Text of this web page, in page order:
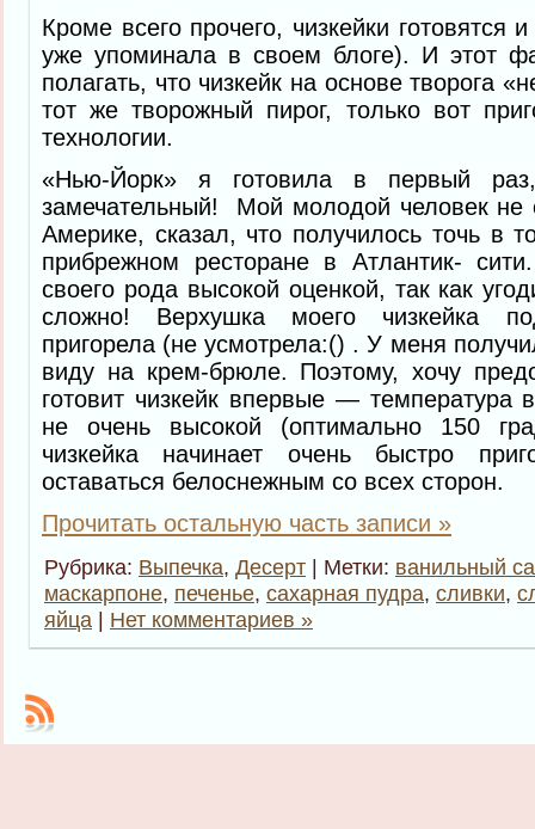
Кроме всего прочего, чизкейки готовятся
уже упоминала в своем блоге). И этот
полагать, что чизкейк на основе творога
тот же творожный пирог, только вот
технологии.
«Нью-Йорк» я готовила в первый
замечательный! Мой молодой человек
Америке, сказал, что получилось точь в
прибрежном ресторане в Атлантик-
своего рода высокой оценкой, так как
сложно! Верхушка моего чизкейка
пригорела (не усмотрела:() . У меня
виду на крем-брюле. Поэтому, хочу
готовит чизкейк впервые — температура
не очень высокой (оптимально 150
чизкейка начинает очень быстро
оставаться белоснежным со всех сторон.
Прочитать остальную часть записи »
Рубрика: Выпечка, Десерт | Метки: ванильный
маскарпоне, печенье, сахарная пудра, сливки,
яйца | Нет комментариев »